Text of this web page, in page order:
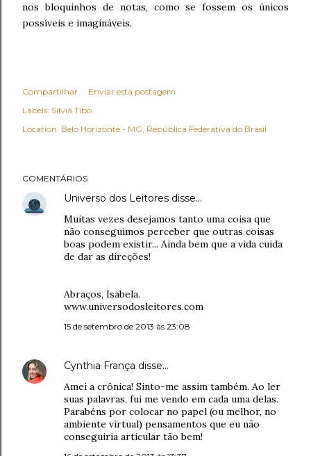
nos bloquinhos de notas, como se fossem os únicos
possíveis e imagináveis.
Compartilhar
Enviar esta postagem
Labels: Sílvia Tibo
Location: Belo Horizonte - MG, República Federativa do Brasil
COMENTÁRIOS
Universo dos Leitores disse…
Muitas vezes desejamos tanto uma coisa que
não conseguimos perceber que outras coisas
boas podem existir... Ainda bem que a vida cuida
de dar as direções!
Abraços, Isabela.
www.universodosleitores.com
15 de setembro de 2013 às 23:08
Cynthia França disse…
Amei a crônica! Sinto-me assim também. Ao ler
suas palavras, fui me vendo em cada uma delas.
Parabéns por colocar no papel (ou melhor, no
ambiente virtual) pensamentos que eu não
conseguiria articular tão bem!